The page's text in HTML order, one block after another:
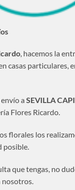
, hacemos la
casas particulares,
a SEVILLA
Flores Ricardo.
florales los
posible.
que tengas, no
nosotros.